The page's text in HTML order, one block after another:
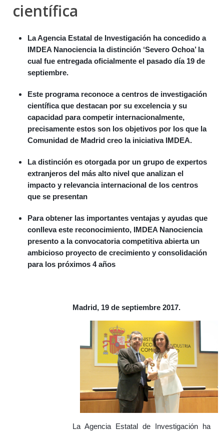
científica
La Agencia Estatal de Investigación ha concedido a
IMDEA Nanociencia la distinción ‘Severo Ochoa’ la
cual fue entregada oficialmente el pasado día 19 de
septiembre.
Este programa reconoce a centros de investigación
científica que destacan por su excelencia y su
capacidad para competir internacionalmente,
precisamente estos son los objetivos por los que la
Comunidad de Madrid creo la iniciativa IMDEA.
La distinción es otorgada por un grupo de expertos
extranjeros del más alto nivel que analizan el
impacto y relevancia internacional de los centros
que se presentan
Para obtener las importantes ventajas y ayudas que
conlleva este reconocimiento, IMDEA Nanociencia
presento a la convocatoria competitiva abierta un
ambicioso proyecto de crecimiento y consolidación
para los próximos 4 años
Madrid, 19 de septiembre 2017.
La Agencia Estatal de Investigación ha